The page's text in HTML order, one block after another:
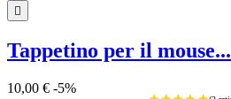

Tappetino per il mouse...
10,00 € -5%